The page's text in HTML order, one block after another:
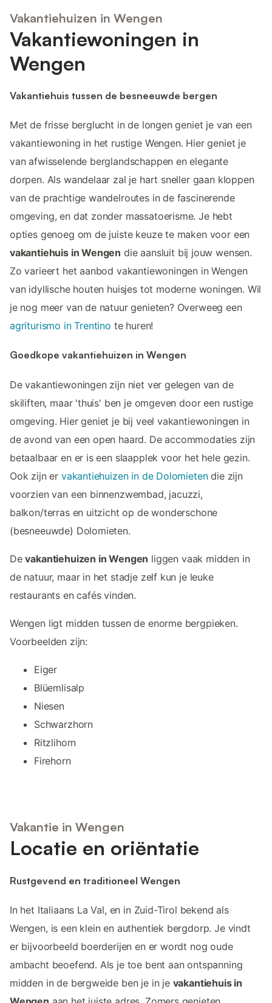
Vakantiehuizen in Wengen
Vakantiewoningen in
Wengen
Vakantiehuis tussen de besneeuwde bergen
Met de frisse berglucht in de longen geniet je van een
vakantiewoning in het rustige Wengen. Hier geniet je
van afwisselende berglandschappen en elegante
dorpen. Als wandelaar zal je hart sneller gaan kloppen
van de prachtige wandelroutes in de fascinerende
omgeving, en dat zonder massatoerisme. Je hebt
opties genoeg om de juiste keuze te maken voor een
vakantiehuis in Wengen die aansluit bij jouw wensen.
Zo varieert het aanbod vakantiewoningen in Wengen
van idyllische houten huisjes tot moderne woningen. Wil
je nog meer van de natuur genieten? Overweeg een
agriturismo in Trentino te huren!
Goedkope vakantiehuizen in Wengen
De vakantiewoningen zijn niet ver gelegen van de
skiliften, maar 'thuis' ben je omgeven door een rustige
omgeving. Hier geniet je bij veel vakantiewoningen in
de avond van een open haard. De accommodaties zijn
betaalbaar en er is een slaapplek voor het hele gezin.
Ook zijn er vakantiehuizen in de Dolomietendie zijn
voorzien van een binnenzwembad, jacuzzi,
balkon/terras en uitzicht op de wonderschone
(besneeuwde) Dolomieten.
Devakantiehuizen in Wengen liggen vaak midden in
de natuur, maar in het stadje zelf kun je leuke
restaurants en cafés vinden.
Wengen ligt midden tussen de enorme bergpieken.
Voorbeelden zijn:
Eiger
Blüemlisalp
Niesen
Schwarzhorn
Ritzlihorn
Firehorn
Vakantie in Wengen
Locatie en oriëntatie
Rustgevend en traditioneel Wengen
In het Italiaans La Val, en in Zuid-Tirol bekend als
Wengen, is een klein en authentiek bergdorp. Je vindt
er bijvoorbeeld boerderijen en er wordt nog oude
ambacht beoefend. Als je toe bent aan ontspanning
midden in de bergweide ben je in je vakantiehuis in